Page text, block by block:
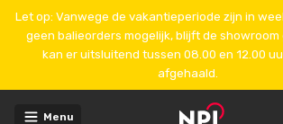
Let op: Vanwege de vakantieperiode zijn in
geen balieorders mogelijk, blijft de showroom
kan er uitsluitend tussen 08.00 en 12.00
afgehaald.
Menu